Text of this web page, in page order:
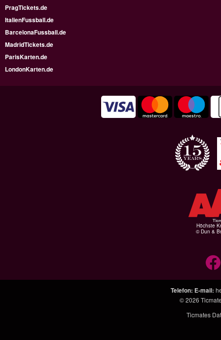
PragTickets.de
ItalienFussball.de
BarcelonaFussball.de
MadridTickets.de
ParisKarten.de
LondonKarten.de
Höchste
© Dun &
Telefon: E-mail:
© 2026
Ticmates